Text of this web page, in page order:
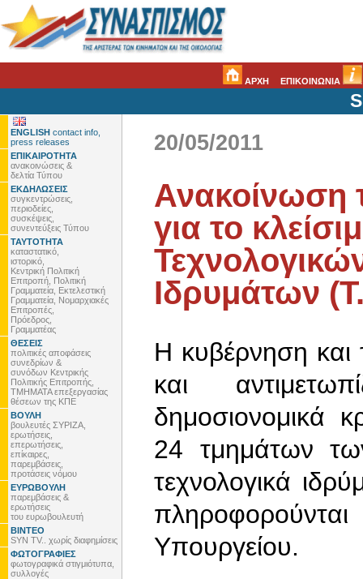
ΑΡΧΗ ΕΠΙΚΟΙΝΩΝΙΑ
ENGLISH contact info,
press releases
ΕΠΙΚΑΙΡΟΤΗΤΑ
ανακοινώσεις &
δελτία Τύπου
ΕΚΔΗΛΩΣΕΙΣ
συγκεντρώσεις,
περιοδείες,
συσκέψεις,
συνεντεύξεις Τύπου
ΤΑΥΤΟΤΗΤΑ
καταστατικό,
ιστορικό,
Κεντρική Πολιτική
Επιτροπή, Πολιτική
Γραμματεία, Εκτελεστική
Γραμματεία, Νομαρχιακές
Επιτροπές,
Πρόεδρος,
Γραμματέας
ΘΕΣΕΙΣ
πολιτικές αποφάσεις
συνεδρίων &
συνόδων Κεντρικής
Πολιτικής Επιτροπής,
ΤΜΗΜΑΤΑ επεξεργασίας
θέσεων της ΚΠΕ
ΒΟΥΛΗ
βουλευτές ΣΥΡΙΖΑ,
ερωτήσεις,
επερωτήσεις,
επίκαιρες,
παρεμβάσεις,
προτάσεις νόμου
ΕΥΡΩΒΟΥΛΗ
παρεμβάσεις &
ερωτήσεις
του ευρωβουλευτή
ΒΙΝΤΕΟ
SYN TV.. χωρίς διαφημίσεις
ΦΩΤΟΓΡΑΦΙΕΣ
φωτογραφικά στιγμιότυπα,
συλλογές
20/05/2011
Ανακοίνωση
για το
Ιδρυμάτων
Η κυβέρνηση και
και
δημοσιονομικά
24 τμημάτων
τεχνολογικά
Υπουργείου.